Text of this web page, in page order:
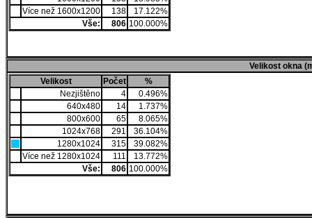
Více než 1600x1200
138
17.122%
Vše:
806 100.000%
Velikost okna
Velikost
Počet
%
Nezjištěno
4
0.496%
640x480
14
1.737%
800x600
65
8.065%
1024x768
291
36.104%
1280x1024
315
39.082%
Více než 1280x1024
111
13.772%
Vše:
806 100.000%